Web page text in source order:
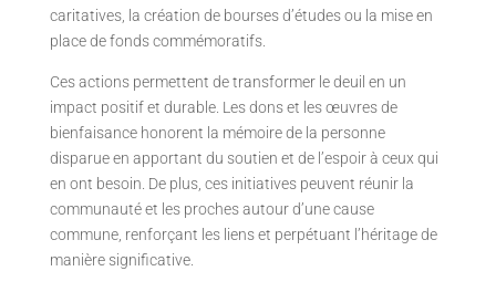
caritatives, la création de bourses d’études ou la mise en
place de fonds commémoratifs.
Ces actions permettent de transformer le deuil en un
impact positif et durable. Les dons et les œuvres de
bienfaisance honorent la mémoire de la personne
disparue en apportant du soutien et de l’espoir à ceux qui
en ont besoin. De plus, ces initiatives peuvent réunir la
communauté et les proches autour d’une cause
commune, renforçant les liens et perpétuant l’héritage de
manière significative.